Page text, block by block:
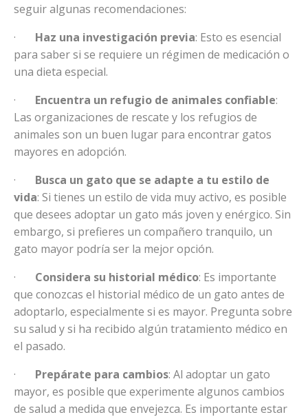
seguir algunas recomendaciones:
· Haz una investigación previa: Esto es esencial
para saber si se requiere un régimen de medicación o
una dieta especial.
· Encuentra un refugio de animales confiable:
Las organizaciones de rescate y los refugios de
animales son un buen lugar para encontrar gatos
mayores en adopción.
· Busca un gato que se adapte a tu estilo de
vida: Si tienes un estilo de vida muy activo, es posible
que desees adoptar un gato más joven y enérgico. Sin
embargo, si prefieres un compañero tranquilo, un
gato mayor podría ser la mejor opción.
· Considera su historial médico: Es importante
que conozcas el historial médico de un gato antes de
adoptarlo, especialmente si es mayor. Pregunta sobre
su salud y si ha recibido algún tratamiento médico en
el pasado.
· Prepárate para cambios: Al adoptar un gato
mayor, es posible que experimente algunos cambios
de salud a medida que envejezca. Es importante estar